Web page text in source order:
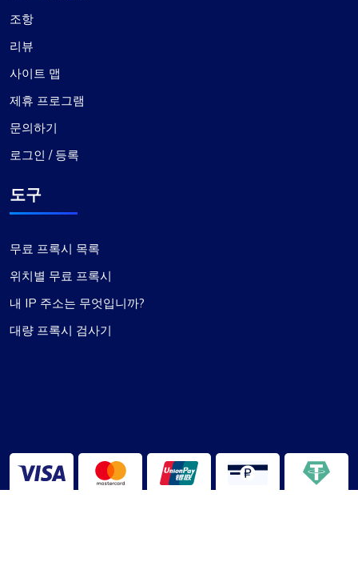
조항
리뷰
사이트 맵
제휴 프로그램
문의하기
로그인 / 등록
도구
무료 프록시 목록
위치별 무료 프록시
내 IP 주소는 무엇입니까?
대량 프록시 검사기